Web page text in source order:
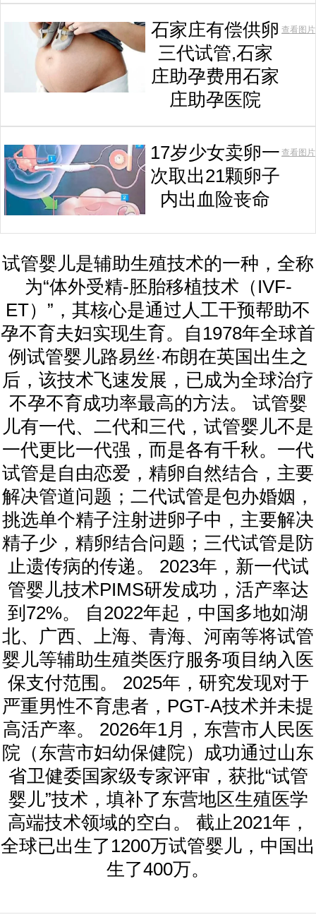
石家庄有偿供卵
三代试管,石家
庄助孕费用石家
庄助孕医院
查看图片
17岁少女卖卵一
次取出21颗卵子
内出血险丧命
查看图片
试管婴儿是辅助生殖技术的一种，全称
为“体外受精-胚胎移植技术（IVF-
ET）”，其核心是通过人工干预帮助不
孕不育夫妇实现生育。自1978年全球首
例试管婴儿路易丝·布朗在英国出生之
后，该技术飞速发展，已成为全球治疗
不孕不育成功率最高的方法。 试管婴
儿有一代、二代和三代，试管婴儿不是
一代更比一代强，而是各有千秋。一代
试管是自由恋爱，精卵自然结合，主要
解决管道问题；二代试管是包办婚姻，
挑选单个精子注射进卵子中，主要解决
精子少，精卵结合问题；三代试管是防
止遗传病的传递。 2023年，新一代试
管婴儿技术PIMS研发成功，活产率达
到72%。 自2022年起，中国多地如湖
北、广西、上海、青海、河南等将试管
婴儿等辅助生殖类医疗服务项目纳入医
保支付范围。 2025年，研究发现对于
严重男性不育患者，PGT-A技术并未提
高活产率。 2026年1月，东营市人民医
院（东营市妇幼保健院）成功通过山东
省卫健委国家级专家评审，获批“试管
婴儿”技术，填补了东营地区生殖医学
高端技术领域的空白。 截止2021年，
全球已出生了1200万试管婴儿，中国出
生了400万。